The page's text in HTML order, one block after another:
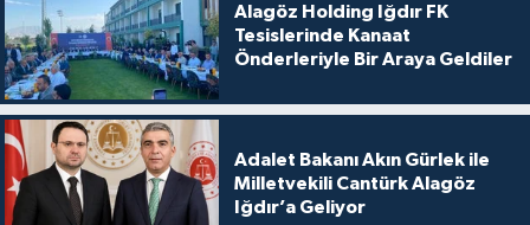
Alagöz Holding Iğdır FK
Tesislerinde Kanaat
Önderleriyle Bir Araya Geldiler
Adalet Bakanı Akın Gürlek ile
Milletvekili Cantürk Alagöz
Iğdır’a Geliyor